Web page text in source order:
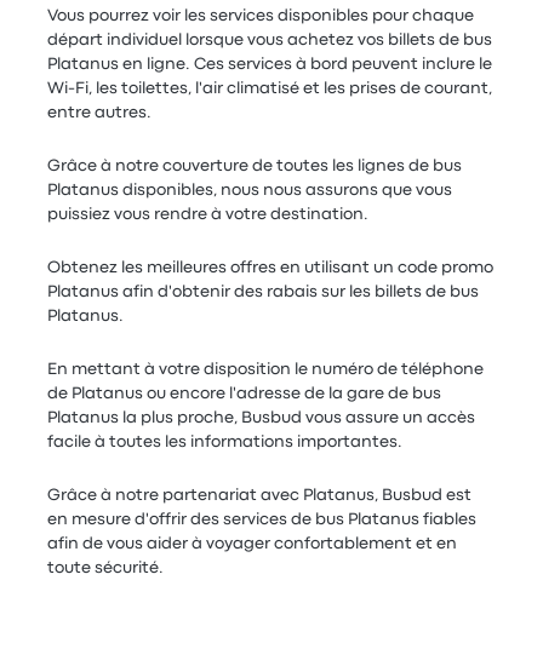
Vous pourrez voir les services disponibles pour chaque
départ individuel lorsque vous achetez vos billets de bus
Platanus en ligne. Ces services à bord peuvent inclure le
Wi-Fi, les toilettes, l'air climatisé et les prises de courant,
entre autres.
Grâce à notre couverture de toutes les lignes de bus
Platanus disponibles, nous nous assurons que vous
puissiez vous rendre à votre destination.
Obtenez les meilleures offres en utilisant un code promo
Platanus afin d'obtenir des rabais sur les billets de bus
Platanus.
En mettant à votre disposition le numéro de téléphone
de Platanus ou encore l'adresse de la gare de bus
Platanus la plus proche, Busbud vous assure un accès
facile à toutes les informations importantes.
Grâce à notre partenariat avec Platanus, Busbud est
en mesure d'offrir des services de bus Platanus fiables
afin de vous aider à voyager confortablement et en
toute sécurité.